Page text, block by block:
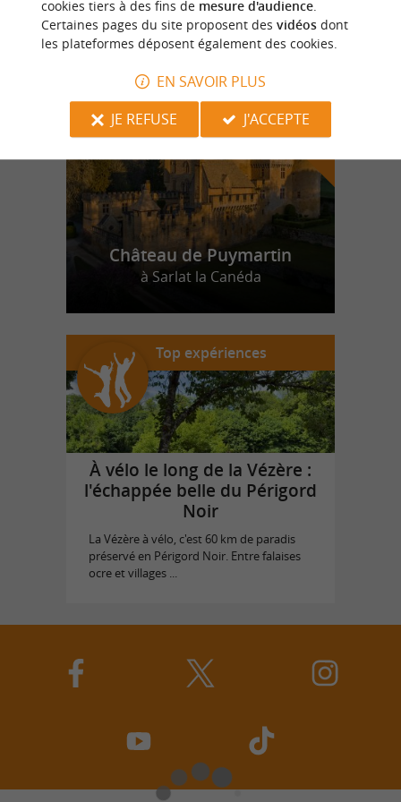
n
o
t
r
e
c
o
u
p
d
e
c
o
e
u
r
Château de Puymartin
à Sarlat la Canéda
Top expériences
À vélo le long de la Vézère :
l'échappée belle du Périgord
Noir
La Vézère à vélo, c'est 60 km de paradis
préservé en Périgord Noir. Entre falaises
ocre et villages ...
cookies tiers à des fins de mesure d'audience.
Certaines pages du site proposent des vidéosdont
les plateformes déposent également des cookies.
EN SAVOIR PLUS
JE REFUSE
J'ACCEPTE